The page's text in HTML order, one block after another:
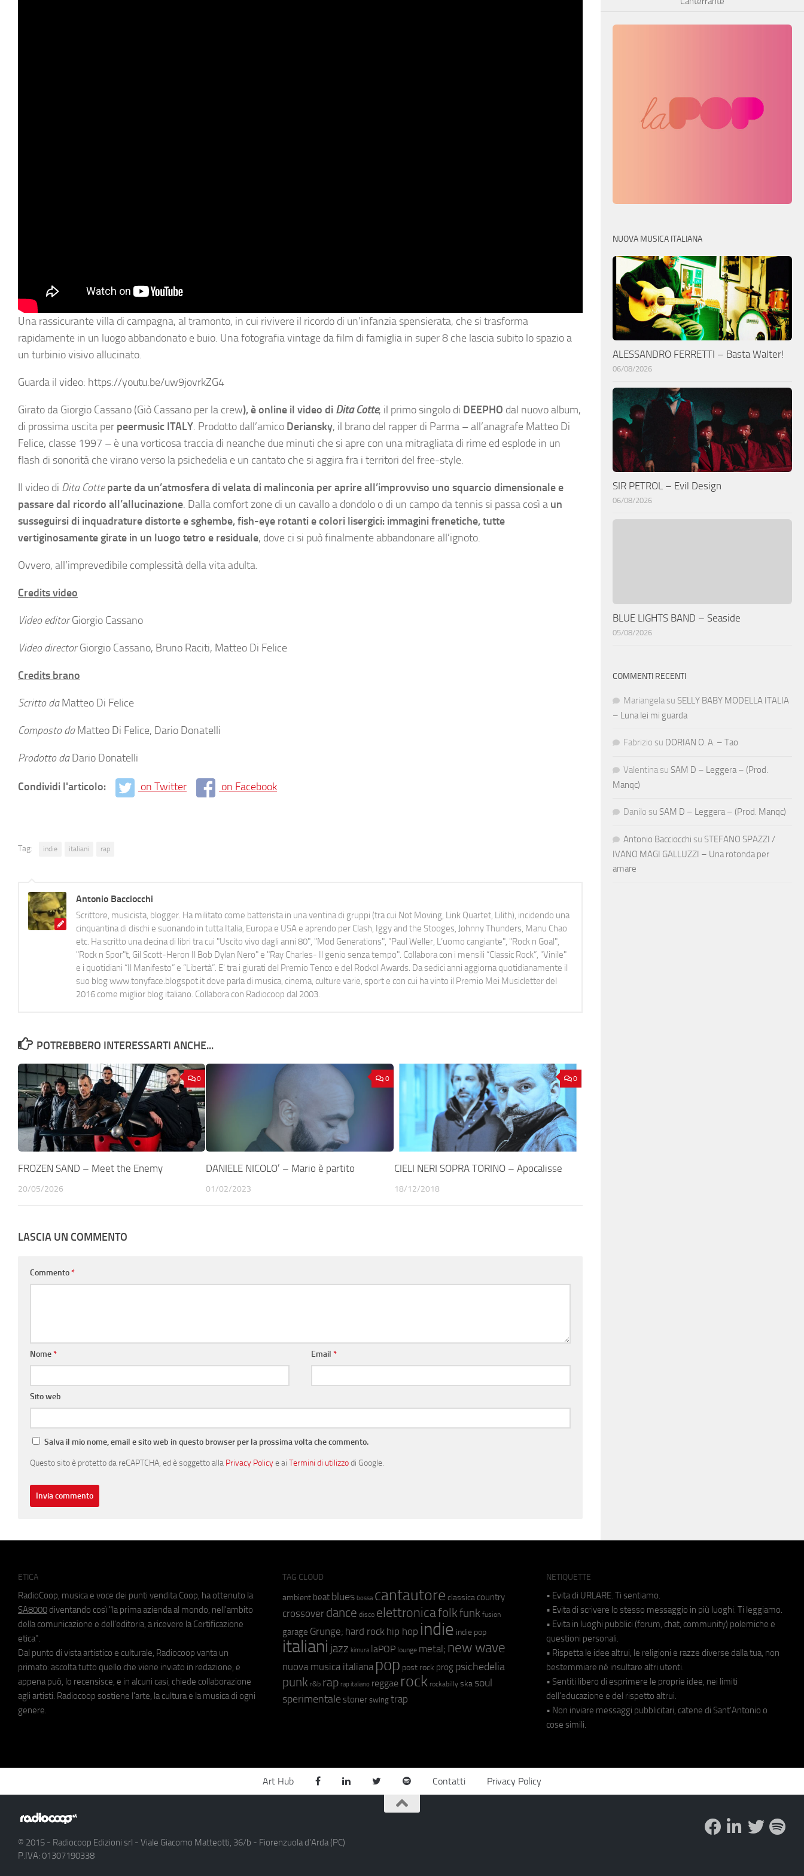
Una rassicurante villa di campagna, al tramonto, in cui rivivere il ricordo di un’infanzia spensierata, che si trasforma
rapidamente in un luogo abbandonato e buio. Una fotografia vintage da film di famiglia in super 8 che lascia subito lo spazio a
un turbinio visivo allucinato.
Guarda il video: https://youtu.be/uw9jovrkZG4
Girato da Giorgio Cassano (Giò Cassano per la crew), è online il video di Dita Cotte, il primo singolo di DEEPHO dal nuovo album,
di prossima uscita per peermusic ITALY. Prodotto dall’amico Deriansky, il brano del rapper di Parma – all’anagrafe Matteo Di
Felice, classe 1997 – è una vorticosa traccia di neanche due minuti che si apre con una mitragliata di rime ed esplode in un
flash di sonorità che virano verso la psichedelia e un cantato che si aggira fra i territori del free-style.
Il video di Dita Cotte parte da un’atmosfera di velata di malinconia per aprire all’improvviso uno squarcio dimensionale e
passare dal ricordo all’allucinazione. Dalla comfort zone di un cavallo a dondolo o di un campo da tennis si passa così a un
susseguirsi di inquadrature distorte e sghembe, fish-eye rotanti e colori lisergici: immagini frenetiche, tutte
vertiginosamente girate in un luogo tetro e residuale, dove ci si può finalmente abbandonare all’ignoto.
Ovvero, all’imprevedibile complessità della vita adulta.
Credits video
Video editorGiorgio Cassano
Video directorGiorgio Cassano, Bruno Raciti, Matteo Di Felice
Credits brano
Scritto daMatteo Di Felice
Composto daMatteo Di Felice, Dario Donatelli
Prodotto daDario Donatelli
Condividi l'articolo: on Twitter on Facebook
Tag: indie italiani rap
Antonio Bacciocchi
Scrittore, musicista, blogger. Ha militato come batterista in una ventina di gruppi (tra cui Not Moving, Link Quartet, Lilith), incidendo una
cinquantina di dischi e suonando in tutta Italia, Europa e USA e aprendo per Clash, Iggy and the Stooges, Johnny Thunders, Manu Chao
etc. Ha scritto una decina di libri tra cui "Uscito vivo dagli anni 80", "Mod Generations", "Paul Weller, L’uomo cangiante", "Rock n Goal",
"Rock n Spor"t, Gil Scott-Heron Il Bob Dylan Nero" e "Ray Charles- Il genio senza tempo". Collabora con i mensili “Classic Rock”, "Vinile"
e i quotidiani “Il Manifesto” e “Libertà”. E' tra i giurati del Premio Tenco e del Rockol Awards. Da sedici anni aggiorna quotidianamente il
suo blog www.tonyface.blogspot.it dove parla di musica, cinema, culture varie, sport e con cui ha vinto il Premio Mei Musicletter del
2016 come miglior blog italiano. Collabora con Radiocoop dal 2003.
POTREBBERO INTERESSARTI ANCHE...
0
FROZEN SAND – Meet the Enemy
20/05/2026
0
DANIELE NICOLO’ – Mario è partito
01/02/2023
0
CIELI NERI SOPRA TORINO – Apocalisse
18/12/2018
LASCIA UN COMMENTO
Commento*
Nome* Email*
Sito web
Salva il mio nome, email e sito web in questo browser per la prossima volta che commento.
Questo sito è protetto da reCAPTCHA, ed è soggetto alla Privacy Policye ai Termini di utilizzodi Google.
NUOVA MUSICA ITALIANA
ALESSANDRO FERRETTI – Basta Walter!
06/08/2026
SIR PETROL – Evil Design
06/08/2026
BLUE LIGHTS BAND – Seaside
05/08/2026
COMMENTI RECENTI
Mariangela su SELLY BABY MODELLA ITALIA
– Luna lei mi guarda
Fabrizio su DORIAN O. A. – Tao
Valentina su SAM D – Leggera – (Prod.
Manqc)
Danilo su SAM D – Leggera – (Prod. Manqc)
Antonio Bacciocchi su STEFANO SPAZZI /
IVANO MAGI GALLUZZI – Una rotonda per
amare
ETICA
RadioCoop, musica e voce dei punti vendita Coop, ha ottenuto la
SA8000 diventando così "la prima azienda al mondo, nell'ambito
della comunicazione e dell'editoria, a ricevere la Certificazione
etica".
Dal punto di vista artistico e culturale, Radiocoop vanta un
primato: ascolta tutto quello che viene inviato in redazione, e
appena può, lo recensisce, e in alcuni casi, chiede collaborazione
agli artisti. Radiocoop sostiene l'arte, la cultura e la musica di ogni
genere.
TAG CLOUD
ambient beat blues bossa cantautore classica country
crossover dance disco elettronicafolkfunk fusion
garage Grunge; hard rock hip hop indie indie pop
italiani jazz kimura laPOP lounge metal; new wave
nuova musica italiana pop post rock prog psichedelia
punk r&b rap rap italiano reggae rock rockabilly ska soul
sperimentale stoner swing trap
NETIQUETTE
• Evita di URLARE. Ti sentiamo.
• Evita di scrivere lo stesso messaggio in più luoghi. Ti leggiamo.
• Evita in luoghi pubblici (forum, chat, community) polemiche e
questioni personali.
• Rispetta le idee altrui, le religioni e razze diverse dalla tua, non
bestemmiare né insultare altri utenti.
• Sentiti libero di esprimere le proprie idee, nei limiti
dell'educazione e del rispetto altrui.
• Non inviare messaggi pubblicitari, catene di Sant'Antonio o
cose simili.
Art Hub Contatti Privacy Policy
© 2015 - Radiocoop Edizioni srl - Viale Giacomo Matteotti, 36/b - Fiorenzuola d'Arda (PC)
P.IVA: 01307190338